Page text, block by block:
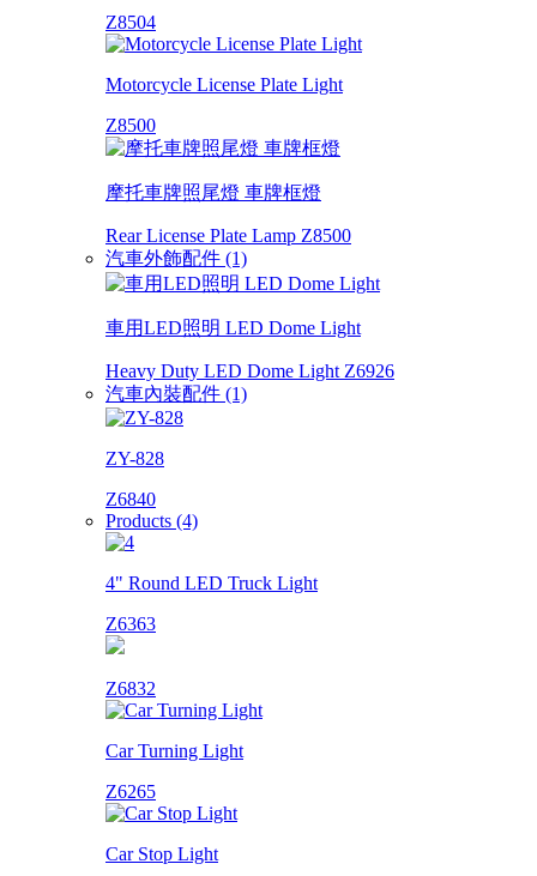
Z8504
Motorcycle License Plate Light
Z8500
摩托車牌照尾燈 車牌框燈
Rear License Plate Lamp Z8500
汽車外飾配件 (1)
車用LED照明 LED Dome Light
Heavy Duty LED Dome Light Z6926
汽車內裝配件 (1)
ZY-828
Z6840
Products (4)
4" Round LED Truck Light
Z6363
Z6832
Car Turning Light
Z6265
Car Stop Light